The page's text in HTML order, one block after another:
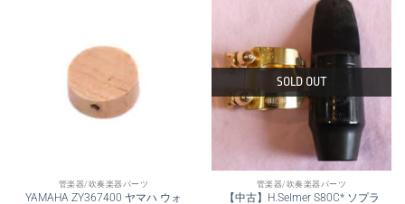
管楽器/吹奏楽器パーツ
YAMAHA ZY367400 ヤマハ ウォ
SOLD OUT
管楽器/吹奏楽器パーツ
【中古】H.Selmer S80C* ソプラ